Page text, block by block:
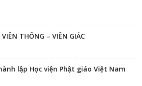
THÔNG – VIÊN GIÁC
lập Học viện Phật giáo Việt Nam